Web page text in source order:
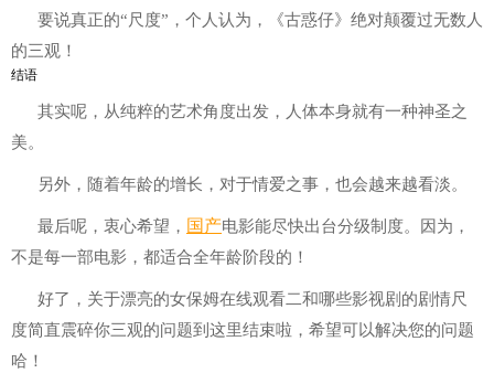
要说真正的“尺度”，个人认为，《古惑仔》绝对颠覆过无数人
的三观！
结语
其实呢，从纯粹的艺术角度出发，人体本身就有一种神圣之
美。
另外，随着年龄的增长，对于情爱之事，也会越来越看淡。
最后呢，衷心希望， 国产电影能尽快出台分级制度。因为，
不是每一部电影，都适合全年龄阶段的！
好了，关于漂亮的女保姆在线观看二和哪些影视剧的剧情尺
度简直震碎你三观的问题到这里结束啦，希望可以解决您的问题
哈！